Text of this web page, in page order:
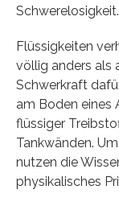
Schwerelosigkeit.
Flüssigkeiten
völlig anders als
Schwerkraft
am Boden eines
flüssiger
Tankwänden.
nutzen die
physikalisches